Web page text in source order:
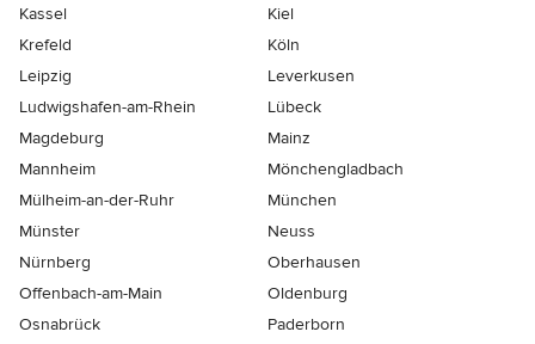
Kassel
Kiel
Krefeld
Köln
Leipzig
Leverkusen
Ludwigshafen-am-Rhein
Lübeck
Magdeburg
Mainz
Mannheim
Mönchen­gladbach
Mülheim-an-der-Ruhr
München
Münster
Neuss
Nürnberg
Oberhausen
Offenbach-am-Main
Oldenburg
Osnabrück
Paderborn